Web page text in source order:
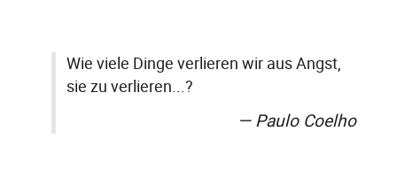
Wie viele Dinge verlieren wir aus Angst,
sie zu verlieren...?
Paulo Coelho